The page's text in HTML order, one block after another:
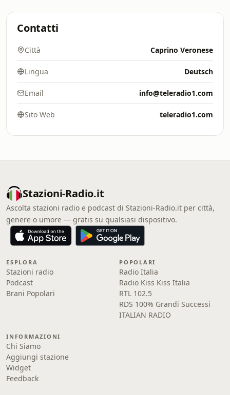
Contatti
Città Caprino Veronese
Lingua Deutsch
Email info@teleradio1.com
Sito Web teleradio1.com
Stazioni-Radio.it
Ascolta stazioni radio e podcast di Stazioni-Radio.it per città,
genere o umore — gratis su qualsiasi dispositivo.
ESPLORA
Stazioni radio
Podcast
Brani Popolari
POPOLARI
Radio Italia
Radio Kiss Kiss Italia
RTL 102.5
RDS 100% Grandi Successi
ITALIAN RADIO
INFORMAZIONI
Chi Siamo
Aggiungi stazione
Widget
Feedback